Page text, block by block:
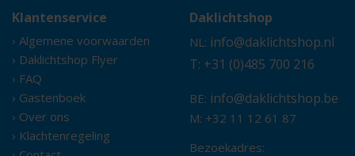
Klantenservice
› Algemene voorwaarden
› Daklichtshop Flyer
› FAQ
› Gastenboek
› Over ons
› Klachtenregeling
Daklichtshop
NL: info@daklichtshop.nl
T: +31 (0)485 700 216
BE: info@daklichtshop.be
M: +32 11 12 61 87
Bezoekadres: